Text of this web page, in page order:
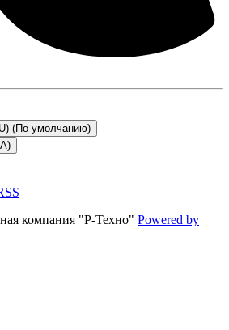
(По умолчанию)
компания "Р-Техно" Powered by